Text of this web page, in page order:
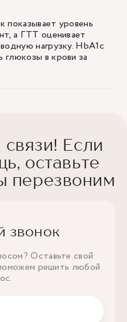
показывает уровень
а ГТТ оценивает
нагрузку. HbA1c
в крови за
Если
оставьте
перезвоним
звонок
Оставьте свой
решить любой